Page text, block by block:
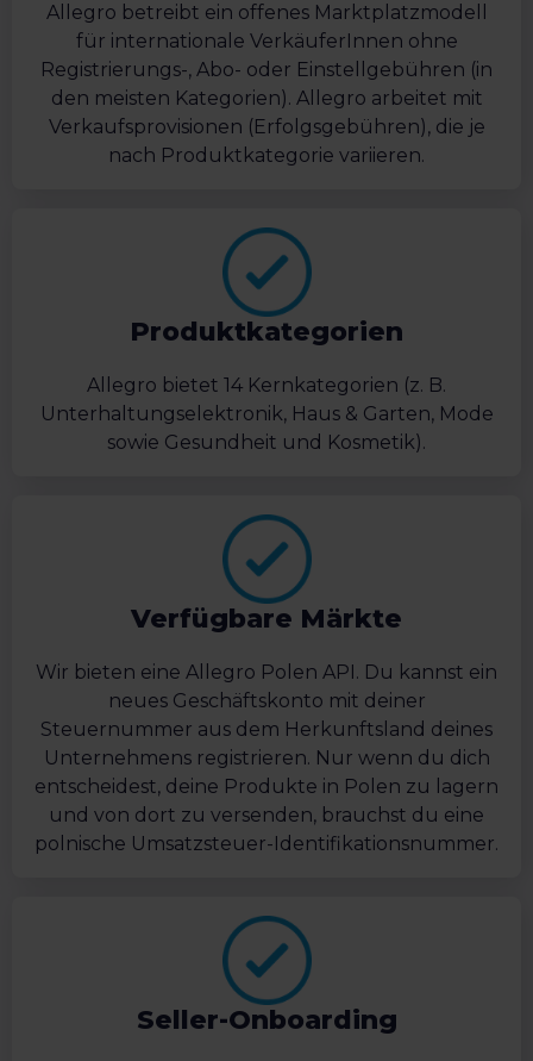
Allegro betreibt ein offenes Marktplatzmodell
für internationale VerkäuferInnen ohne
Registrierungs-, Abo- oder Einstellgebühren (in
den meisten Kategorien). Allegro arbeitet mit
Verkaufsprovisionen (Erfolgsgebühren), die je
nach Produktkategorie variieren.
Produktkategorien
Allegro bietet 14 Kernkategorien (z. B.
Unterhaltungselektronik, Haus & Garten, Mode
sowie Gesundheit und Kosmetik).
Verfügbare Märkte
Wir bieten eine Allegro Polen API. Du kannst ein
neues Geschäftskonto mit deiner
Steuernummer aus dem Herkunftsland deines
Unternehmens registrieren. Nur wenn du dich
entscheidest, deine Produkte in Polen zu lagern
und von dort zu versenden, brauchst du eine
polnische Umsatzsteuer-Identifikationsnummer.
Seller-Onboarding